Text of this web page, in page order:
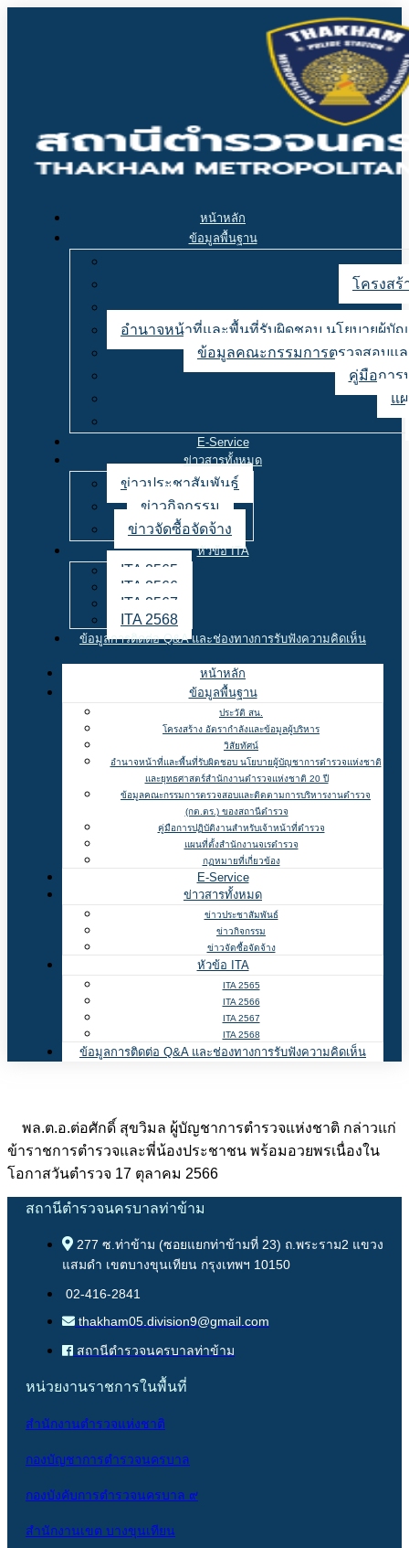
หน้าหลัก
ข้อมูลพื้นฐาน
โครงสร้
อำนาจหน้าที่และพื้นที่รับผิดชอบ นโยบายผู้บั
ข้อมูลคณะกรรมการตรวจสอบแล
คู่มือการ
แ
E-Service
ข่าวสารทั้งหมด
ข่าวประชาสัมพันธ์
ข่าวกิจกรรม
ข่าวจัดซื้อจัดจ้าง
หัวข้อ ITA
ITA 2565
ITA 2566
ITA 2567
ITA 2568
ข้อมูลการติดต่อ Q&A และช่องทางการรับฟังความคิดเห็น
หน้าหลัก
ข้อมูลพื้นฐาน
ประวัติ สน.
โครงสร้าง อัตรากำลังและข้อมูลผู้บริหาร
วิสัยทัศน์
อำนาจหน้าที่และพื้นที่รับผิดชอบ นโยบายผู้บัญชาการตำรวจแห่งชาติ
และยุทธศาสตร์สำนักงานตำรวจแห่งชาติ 20 ปี
ข้อมูลคณะกรรมการตรวจสอบและติดตามการบริหารงานตำรวจ
(กต.ตร.) ของสถานีตำรวจ
คู่มือการปฏิบัติงานสำหรับเจ้าหน้าที่ตำรวจ
แผนที่ตั้งสำนักงานจเรตำรวจ
กฏหมายที่เกี่ยวข้อง
E-Service
ข่าวสารทั้งหมด
ข่าวประชาสัมพันธ์
ข่าวกิจกรรม
ข่าวจัดซื้อจัดจ้าง
หัวข้อ ITA
ITA 2565
ITA 2566
ITA 2567
ITA 2568
ข้อมูลการติดต่อ Q&A และช่องทางการรับฟังความคิดเห็น
พล.ต.อ.ต่อศักดิ์ สุขวิมล ผู้บัญชาการตำรวจแห่งชาติ กล่าวแก่
ข้าราชการตำรวจและพี่น้องประชาชน พร้อมอวยพรเนื่องใน
โอกาสวันตำรวจ 17 ตุลาคม 2566
สถานีตำรวจนครบาลท่าข้าม
277 ซ.ท่าข้าม (ซอยแยกท่าข้ามที่ 23) ถ.พระราม2 แขวง
แสมดำ เขตบางขุนเทียน กรุงเทพฯ 10150
02-416-2841
thakham05.division9@gmail.com
สถานีตำรวจนครบาลท่าข้าม
หน่วยงานราชการในพื้นที่
สำนักงานตำรวจแห่งชาติ
กองบัญชาการตำรวจนครบาล
กองบังคับการตำรวจนครบาล ๙
สำนักงานเขต บางขุนเทียน